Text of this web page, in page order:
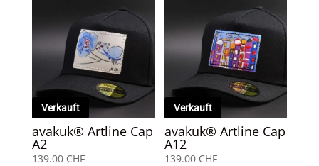
Verkauft
avakuk® Artline Cap
A2
139.00 CHF
Verkauft
avakuk® Artline Cap
A12
139.00 CHF